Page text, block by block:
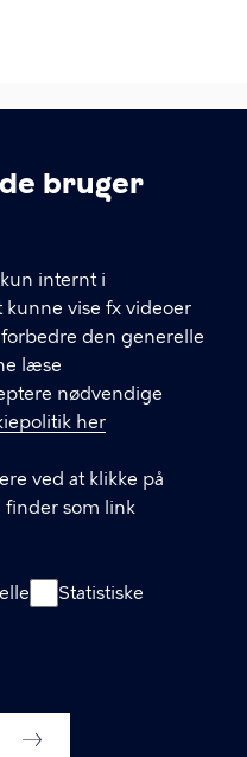
bruger
internt i
vise fx videoer
den generelle
læse
nødvendige
her
ved at klikke på
finder som link
Statistiske